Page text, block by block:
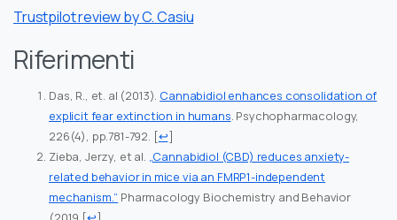
Trustpilot review by C. Casiu
Riferimenti
Das, R., et. al (2013). Cannabidiol enhances consolidation of
explicit fear extinction in humans . Psychopharmacology,
226(4), pp.781-792. [↩]
Zieba, Jerzy, et al.
„Cannabidiol (CBD) reduces anxiety-
related behavior in mice via an FMRP1-independent
mechanism.“ Pharmacology Biochemistry and Behavior